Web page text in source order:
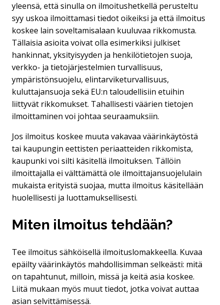
yleensä, että sinulla on ilmoitushetkellä perusteltu
syy uskoa ilmoittamasi tiedot oikeiksi ja että ilmoitus
koskee lain soveltamisalaan kuuluvaa rikkomusta.
Tällaisia asioita voivat olla esimerkiksi julkiset
hankinnat, yksityisyyden ja henkilötietojen suoja,
verkko- ja tietojärjestelmien turvallisuus,
ympäristönsuojelu, elintarviketurvallisuus,
kuluttajansuoja sekä EU:n taloudellisiin etuihin
liittyvät rikkomukset. Tahallisesti väärien tietojen
ilmoittaminen voi johtaa seuraamuksiin.
Jos ilmoitus koskee muuta vakavaa väärinkäytöstä
tai kaupungin eettisten periaatteiden rikkomista,
kaupunki voi silti käsitellä ilmoituksen. Tällöin
ilmoittajalla ei välttämättä ole ilmoittajansuojelulain
mukaista erityistä suojaa, mutta ilmoitus käsitellään
huolellisesti ja luottamuksellisesti.
Miten ilmoitus tehdään?
Tee ilmoitus sähköisellä ilmoituslomakkeella. Kuvaa
epäilty väärinkäytös mahdollisimman selkeästi: mitä
on tapahtunut, milloin, missä ja keitä asia koskee.
Liitä mukaan myös muut tiedot, jotka voivat auttaa
asian selvittämisessä.